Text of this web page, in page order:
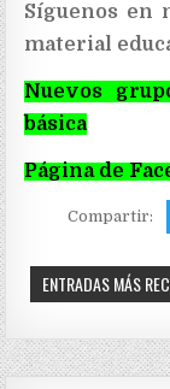
Síguenos en
material
Nuevos
básica
Página de
Compartir:
ENTRADAS MÁS